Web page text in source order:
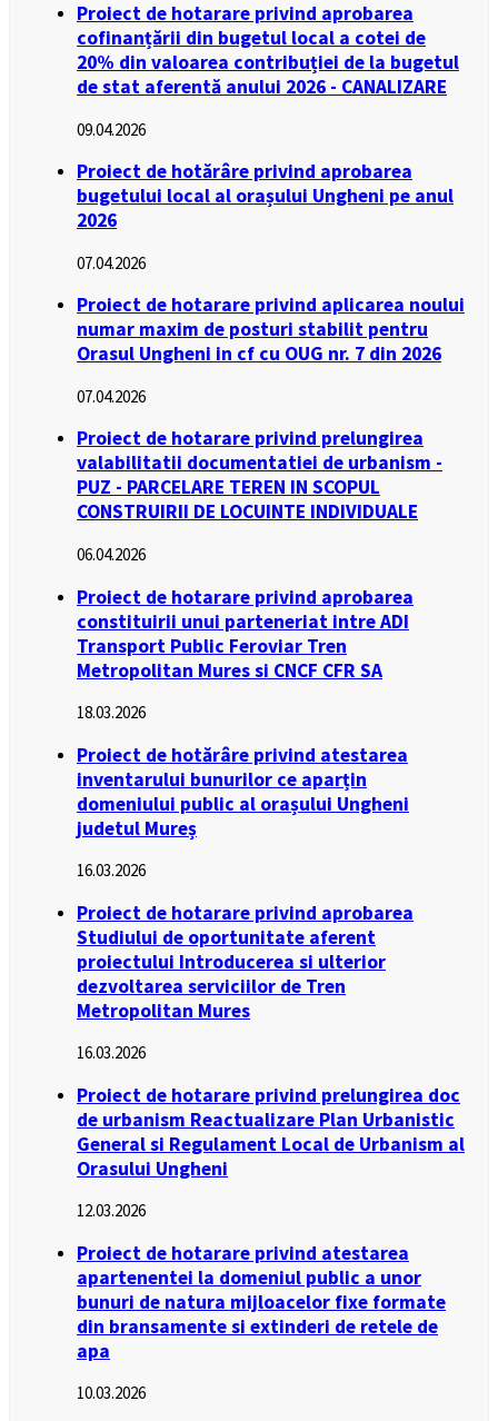
Proiect de hotarare privind aprobarea
cofinanțării din bugetul local a cotei de
20% din valoarea contribuției de la bugetul
de stat aferentă anului 2026 - CANALIZARE
09.04.2026
Proiect de hotărâre privind aprobarea
bugetului local al orașului Ungheni pe anul
2026
07.04.2026
Proiect de hotarare privind aplicarea noului
numar maxim de posturi stabilit pentru
Orasul Ungheni in cf cu OUG nr. 7 din 2026
07.04.2026
Proiect de hotarare privind prelungirea
valabilitatii documentatiei de urbanism -
PUZ - PARCELARE TEREN IN SCOPUL
CONSTRUIRII DE LOCUINTE INDIVIDUALE
06.04.2026
Proiect de hotarare privind aprobarea
constituirii unui parteneriat intre ADI
Transport Public Feroviar Tren
Metropolitan Mures si CNCF CFR SA
18.03.2026
Proiect de hotărâre privind atestarea
inventarului bunurilor ce aparțin
domeniului public al orașului Ungheni
judetul Mureș
16.03.2026
Proiect de hotarare privind aprobarea
Studiului de oportunitate aferent
proiectului Introducerea si ulterior
dezvoltarea serviciilor de Tren
Metropolitan Mures
16.03.2026
Proiect de hotarare privind prelungirea doc
de urbanism Reactualizare Plan Urbanistic
General si Regulament Local de Urbanism al
Orasului Ungheni
12.03.2026
Proiect de hotarare privind atestarea
apartenentei la domeniul public a unor
bunuri de natura mijloacelor fixe formate
din bransamente si extinderi de retele de
apa
10.03.2026